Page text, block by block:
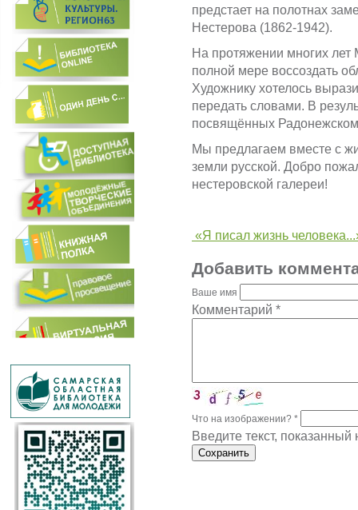
предстает на полотнах
Нестерова (1862-1942).
На протяжении многих
полной мере воссоздать
Художнику хотелось
передать словами. В
посвящённых
Мы предлагаем вместе с
земли русской. Добро
нестеровской галереи!
«Я писал жизнь
Добавить
Ваше имя
Комментарий *
Что на изображении? *
Введите текст,